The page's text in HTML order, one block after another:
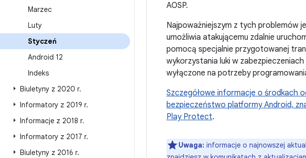
Marzec
Luty
Styczeń
Android 12
Indeks
Biuletyny z 2020 r.
Informatory z 2019 r.
Informacje z 2018 r.
Informatory z 2017 r.
Biuletyny z 2016 r.
AOSP.
Najpoważniejszym z tych problemów
umożliwia atakującemu zdalnie
pomocą specjalnie przygotowanej
wykorzystania luki w
wyłączone na potrzeby
Szczegółowe informacje o środkach
bezpieczeństwo platformy Android,
Play Protect.
Uwaga: informacje o najnowszej